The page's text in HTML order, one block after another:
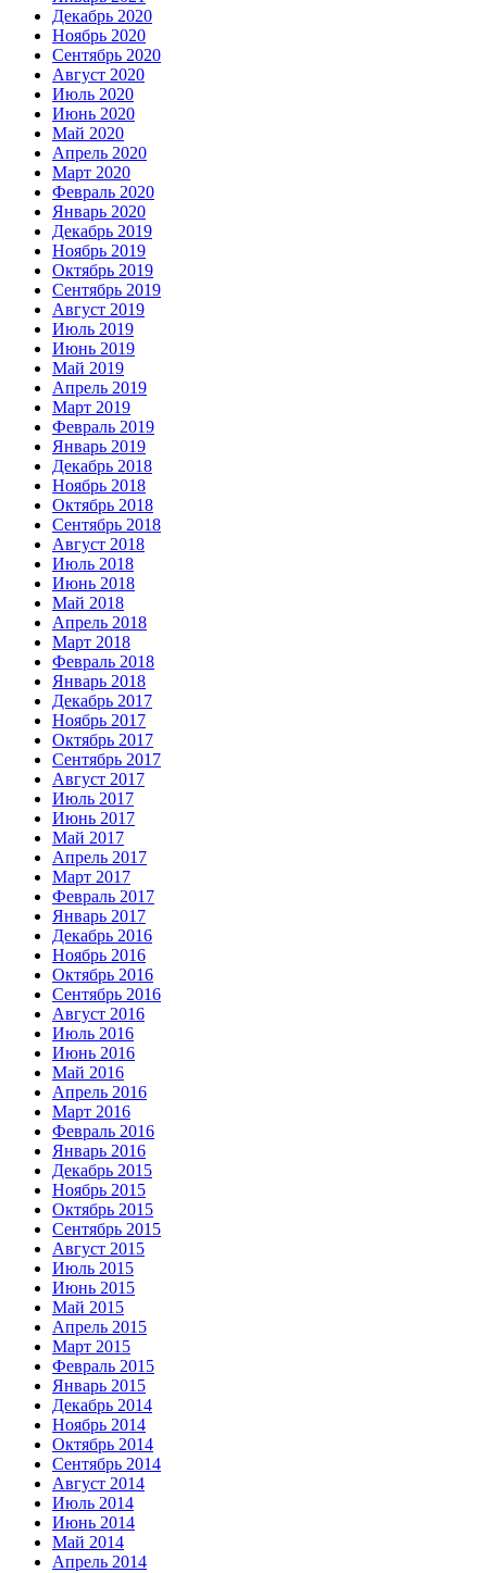
Декабрь 2020
Ноябрь 2020
Сентябрь 2020
Август 2020
Июль 2020
Июнь 2020
Май 2020
Апрель 2020
Март 2020
Февраль 2020
Январь 2020
Декабрь 2019
Ноябрь 2019
Октябрь 2019
Сентябрь 2019
Август 2019
Июль 2019
Июнь 2019
Май 2019
Апрель 2019
Март 2019
Февраль 2019
Январь 2019
Декабрь 2018
Ноябрь 2018
Октябрь 2018
Сентябрь 2018
Август 2018
Июль 2018
Июнь 2018
Май 2018
Апрель 2018
Март 2018
Февраль 2018
Январь 2018
Декабрь 2017
Ноябрь 2017
Октябрь 2017
Сентябрь 2017
Август 2017
Июль 2017
Июнь 2017
Май 2017
Апрель 2017
Март 2017
Февраль 2017
Январь 2017
Декабрь 2016
Ноябрь 2016
Октябрь 2016
Сентябрь 2016
Август 2016
Июль 2016
Июнь 2016
Май 2016
Апрель 2016
Март 2016
Февраль 2016
Январь 2016
Декабрь 2015
Ноябрь 2015
Октябрь 2015
Сентябрь 2015
Август 2015
Июль 2015
Июнь 2015
Май 2015
Апрель 2015
Март 2015
Февраль 2015
Январь 2015
Декабрь 2014
Ноябрь 2014
Октябрь 2014
Сентябрь 2014
Август 2014
Июль 2014
Июнь 2014
Май 2014
Апрель 2014